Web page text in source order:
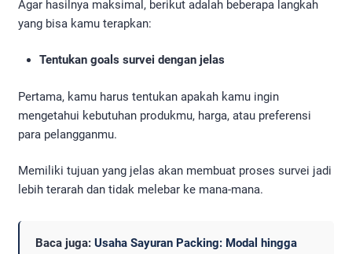
Agar hasilnya maksimal, berikut adalah beberapa langkah
yang bisa kamu terapkan:
Tentukan goals survei dengan jelas
Pertama, kamu harus tentukan apakah kamu ingin
mengetahui kebutuhan produkmu, harga, atau preferensi
para pelangganmu.
Memiliki tujuan yang jelas akan membuat proses survei jadi
lebih terarah dan tidak melebar ke mana-mana.
Baca juga: Usaha Sayuran Packing: Modal hingga